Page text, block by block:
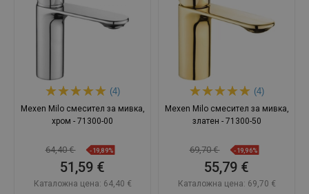
(4)
Mexen Milo смесител за мивка,
хром - 71300-00
64,40 € -19,89%
51,59 €
Каталожна цена: 64,40 €
(4)
Mexen Milo смесител за мивка,
златен - 71300-50
69,70 € -19,96%
55,79 €
Каталожна цена: 69,70 €